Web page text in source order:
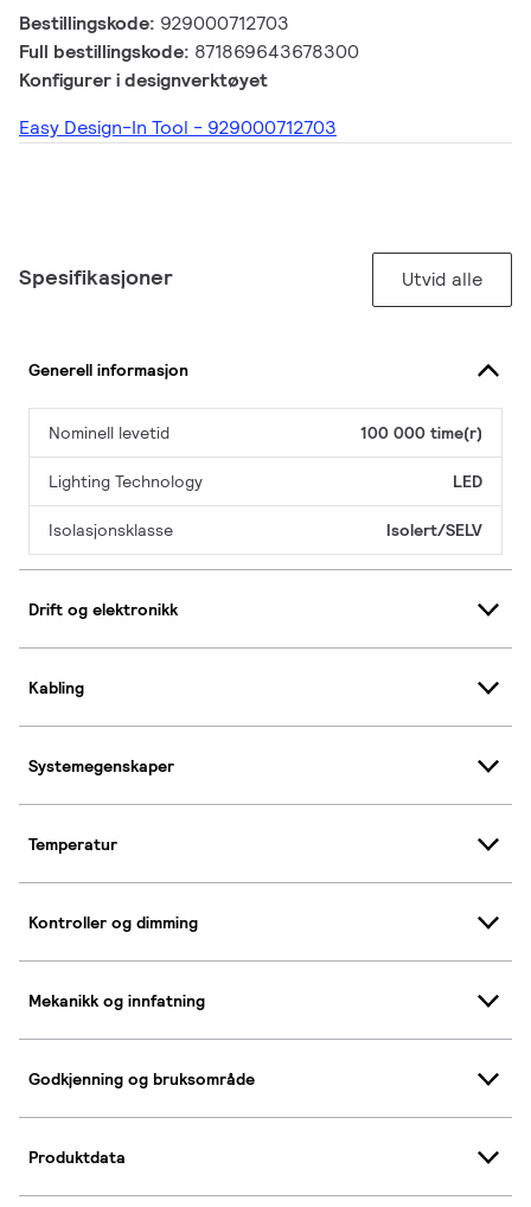
Bestillingskode: 929000712703
Full bestillingskode: 871869643678300
Konfigurer i designverktøyet
Easy Design-In Tool - 929000712703
Spesifikasjoner Utvid alle
Generell informasjon
Nominell levetid 100 000 time(r)
Lighting Technology LED
Isolasjonsklasse Isolert/SELV
Drift og elektronikk
Kabling
Systemegenskaper
Temperatur
Kontroller og dimming
Mekanikk og innfatning
Godkjenning og bruksområde
Produktdata